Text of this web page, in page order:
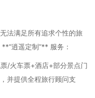
法满足所有追求个性的旅
逍遥定制”** 服务：
/火车票+酒店+部分景点门
并提供全程旅行顾问支